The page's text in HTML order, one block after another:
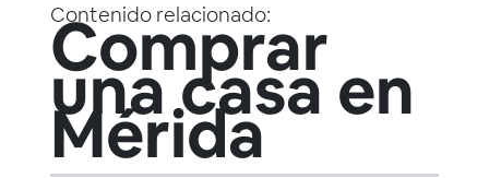
Contenido relacionado:
Comprar
una casa en
Mérida